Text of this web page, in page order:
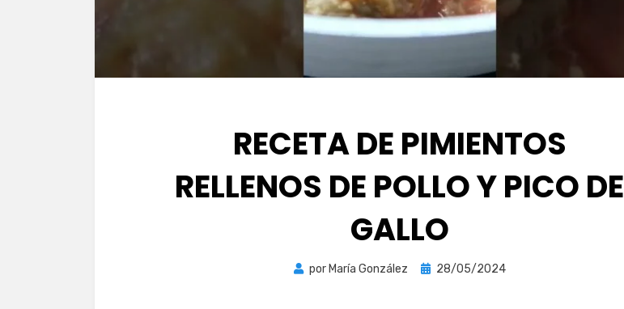
RECETA DE PIMIENTOS
RELLENOS DE POLLO Y PICO DE
GALLO
por María González
Publicada
28/05/2024